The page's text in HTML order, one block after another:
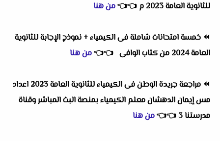
للثانوية العامة 2023 م
👈
👈من هنا
⏪ خمسة امتحانات شاملة فى الكيمياء + نموذج الإجابة للثانوية
العامة 2024 من كتاب الوافى
👈
👈من هنا
⏪
مراجعة جريدة الوطن فى الكيمياء للثانوية العامة 2023 اعداد
مس إيمان الدهشان معلم الكيمياء بمنصة البث المباشر وقناة
مدرستنا 3
👈
👈من هنا